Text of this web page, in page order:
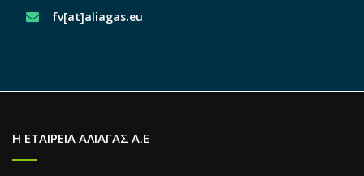
fv[at]aliagas.eu
Η ΕΤΑΙΡΕΙΑ ΑΛΙΑΓΑΣ Α.Ε